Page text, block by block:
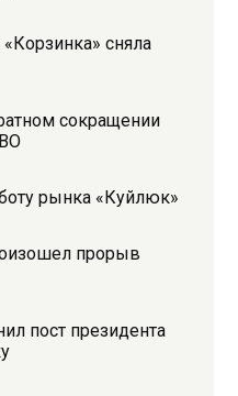
сняла
сокращении
рынка «Куйлюк»
прорыв
пост президента